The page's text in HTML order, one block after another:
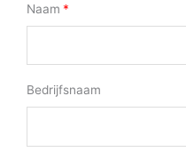
Naam
Bedrijfsnaam